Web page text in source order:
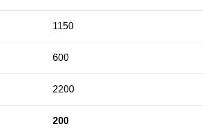
1150
600
2200
200